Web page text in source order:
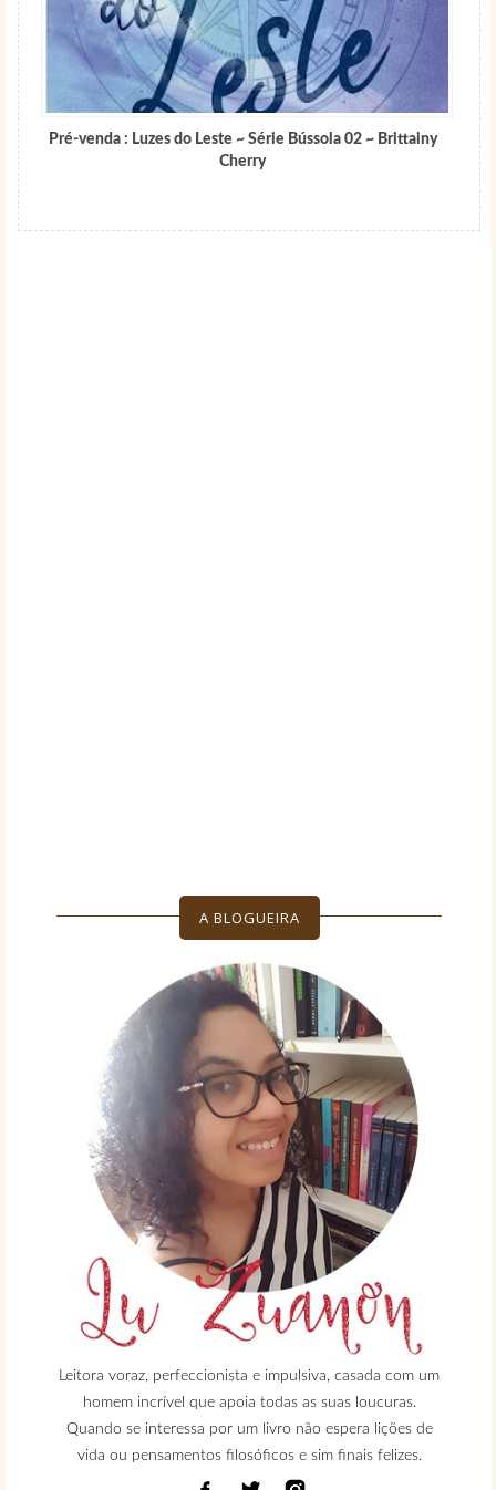
Pré-venda : Luzes do Leste ~ Série Bússola 02 ~ Brittainy
Cherry
A BLOGUEIRA
Leitora voraz, perfeccionista e impulsiva, casada com um
homem incrível que apoia todas as suas loucuras.
Quando se interessa por um livro não espera lições de
vida ou pensamentos filosóficos e sim finais felizes.